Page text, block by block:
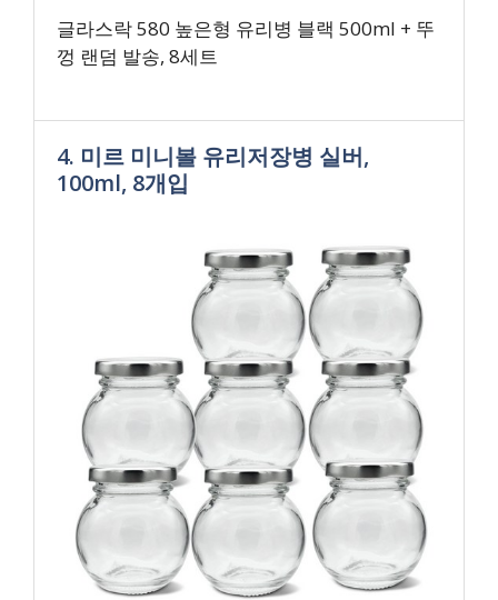
글라스락 580 높은형 유리병 블랙 500ml + 뚜
껑 랜덤 발송, 8세트
4. 미르 미니볼 유리저장병 실버,
100ml, 8개입